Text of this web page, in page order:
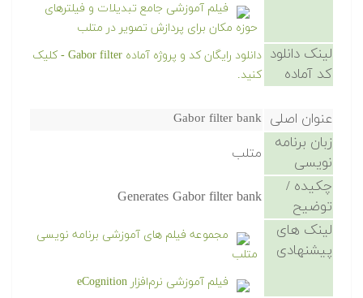
فیلم آموزشی جامع تبدیلات و فیلترهای
حوزه مکان برای پردازش تصویر در متلب
لینک دانلود
کد آماده
دانلود رایگان کد و پروژه آماده Gabor filter - کلیک
کنید.
عنوان اصلی Gabor filter bank
زبان برنامه
نویسی
متلب
چکیده /
توضیح
Generates Gabor filter bank
لینک های
پیشنهادی
مجموعه فیلم های آموزشی برنامه نویسی
متلب
فیلم آموزشی نرم‌افزار eCognition